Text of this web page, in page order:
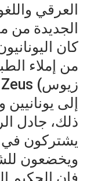
العرقي
الجديدة
كان
من إملاء
إلى
ذلك، جادل
يشتركون
ويخضعون